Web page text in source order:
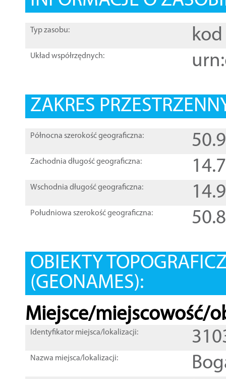
Typ zasobu: kod
Układ współrzędnych:
ZAKRES
Północna szerokość geograficzna:
Zachodnia długość geograficzna:
Wschodnia długość geograficzna:
Południowa szerokość geograficzna:
OBIEKTY
(GEONAMES):
Miejsce/miejscowość/
Identyfikator miejsca/lokalizacji:
Nazwa miejsca/lokalizacji: